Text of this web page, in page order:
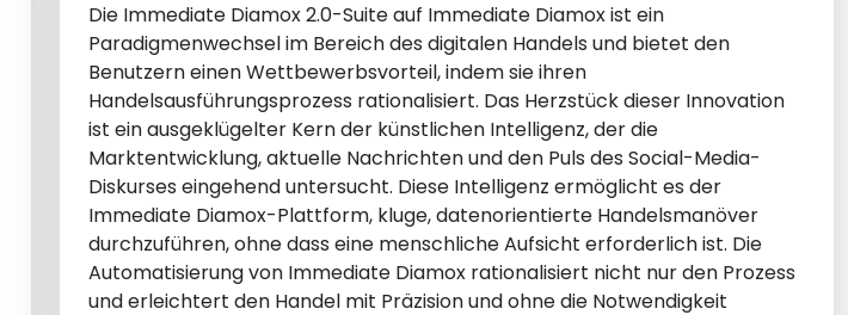
Die Immediate Diamox 2.0-Suite auf Immediate Diamox ist ein
Paradigmenwechsel im Bereich des digitalen Handels und bietet den
Benutzern einen Wettbewerbsvorteil, indem sie ihren
Handelsausführungsprozess rationalisiert. Das Herzstück dieser Innovation
ist ein ausgeklügelter Kern der künstlichen Intelligenz, der die
Marktentwicklung, aktuelle Nachrichten und den Puls des Social-Media-
Diskurses eingehend untersucht. Diese Intelligenz ermöglicht es der
Immediate Diamox-Plattform, kluge, datenorientierte Handelsmanöver
durchzuführen, ohne dass eine menschliche Aufsicht erforderlich ist. Die
Automatisierung von Immediate Diamox rationalisiert nicht nur den Prozess
und erleichtert den Handel mit Präzision und ohne die Notwendigkeit